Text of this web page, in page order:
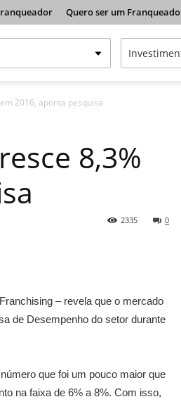
Quero ser um Franqueado
2016, aponta pesquisa
8,3%
0
2335
– revela que o mercado
de Desempenho do setor durante
que foi um pouco maior que
na faixa de 6% a 8%. Com isso,